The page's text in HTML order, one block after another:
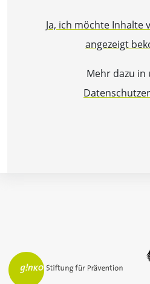
Ja, ich möchte Inhalte
angezeigt
Mehr dazu in